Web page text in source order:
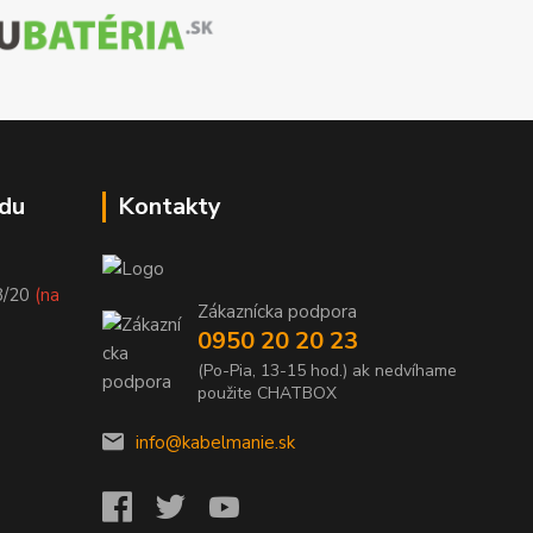
20 (na
Kontakty
Zákaznícka podpora
0950 20 20 23
(Po-Pia, 13-15 hod.) ak nedvíhame
použite CHATBOX
info@kabelmanie.sk